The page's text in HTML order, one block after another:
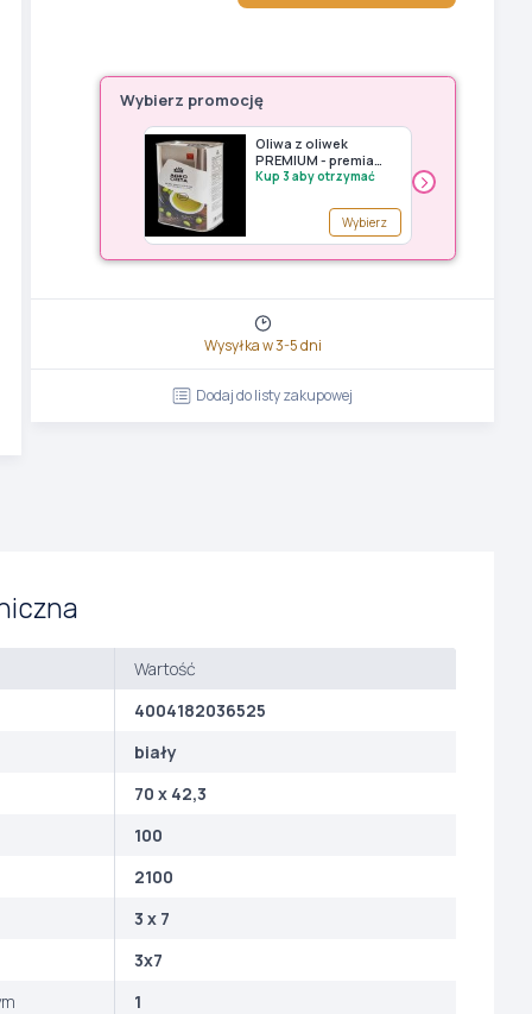
Wybierz promocję
Oliwa z oliwek
PREMIUM - premia
Avery Zweckform (do
Kup 3 aby otrzymać
Wybierz
›
Wysyłka w 3-5 dni
Dodaj do listy zakupowej
Wartość
4004182036525
biały
70 x 42,3
100
2100
3 x 7
3x7
1